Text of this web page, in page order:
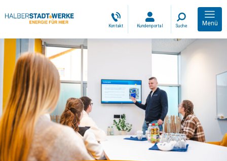
Kontakt Kundenportal Suche Menü